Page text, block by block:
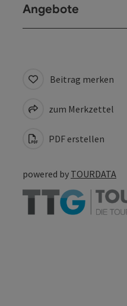
Angebote
Beitrag merken
zum Merkzettel
PDF erstellen
powered by TOURDATA